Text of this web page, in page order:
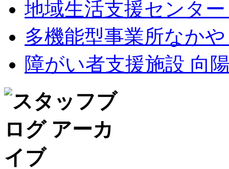
地域生活支援センタ
多機能型事業所なか
障がい者支援施設 向